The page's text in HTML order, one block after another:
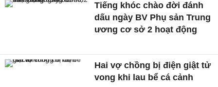
Tiếng khóc chào đời đánh
dấu ngày BV Phụ sản Trung
ương cơ sở 2 hoạt động
Hai vợ chồng bị điện giật tử
vong khi lau bể cá cảnh